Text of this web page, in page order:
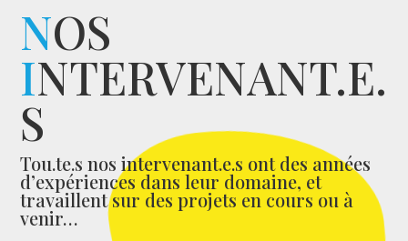
NOS
INTERVENANT.E.
S
Tou.te.s nos intervenant.e.s ont des années
d’expériences dans leur domaine, et
travaillent sur des projets en cours ou à
venir…